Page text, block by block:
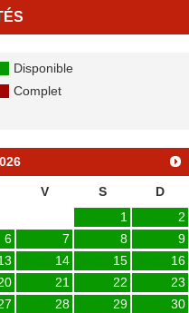
Disponible
Complet
V S
D
1
2
6 7 8
9
14 15
16
21 22
23
28 29
30